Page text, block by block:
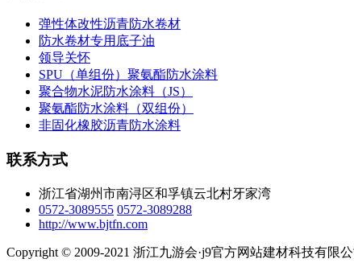
弹性体改性沥青防水卷材
防水卷材专用底子油
领导关怀
SPU（单组份）聚氨酯防水涂料
聚合物水泥防水涂料（JS）
聚氨酯防水涂料（双组份）
非固化橡胶沥青防水涂料
联系方式
浙江省湖州市南浔区和孚镇云北村牙家湾
0572-3089555 0572-3089288
http://www.bjtfn.com
Copyright © 2009-2021 浙江九游会·j9官方网站建材科技有限